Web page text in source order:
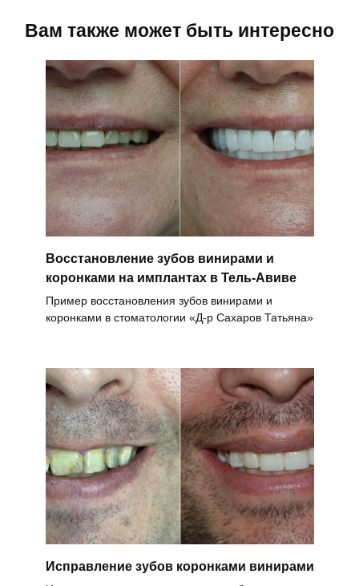
Вам также может быть интересно
Восстановление зубов винирами и
коронками на имплантах в Тель-Авиве
Пример восстановления зубов винирами и
коронками в стоматологии «Д-р Сахаров Татьяна»
Исправление зубов коронками винирами